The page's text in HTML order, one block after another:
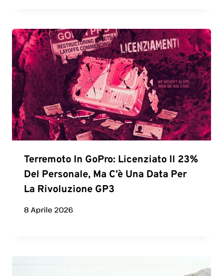
Terremoto In GoPro: Licenziato Il 23%
Del Personale, Ma C’è Una Data Per
La Rivoluzione GP3
8 Aprile 2026